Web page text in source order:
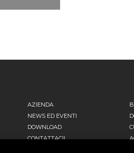
AZIENDA
NEWS ED EVENTI
DOWNLOAD
CONTATTACI!